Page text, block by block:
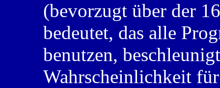
(bevorzugt über der
bedeutet, das alle
benutzen,
Wahrscheinlichkeit